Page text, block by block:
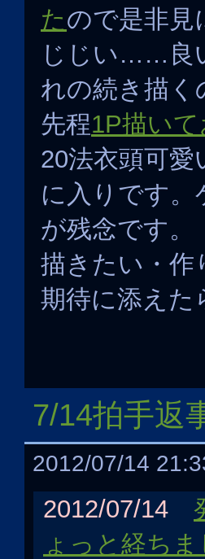
たので是非見
じじい……良
れの続き描
先程1P描い
20法衣頭可
に入りです
が残念です。
描きたい・作
期待に添えた
7/14拍手返
2012/07/14
2012/07/14
ょっと経ちま